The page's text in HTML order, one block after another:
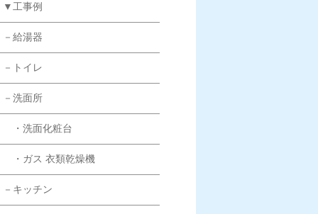
▼工事例
－給湯器
－トイレ
－洗面所
・洗面化粧台
・ガス 衣類乾燥機
－キッチン